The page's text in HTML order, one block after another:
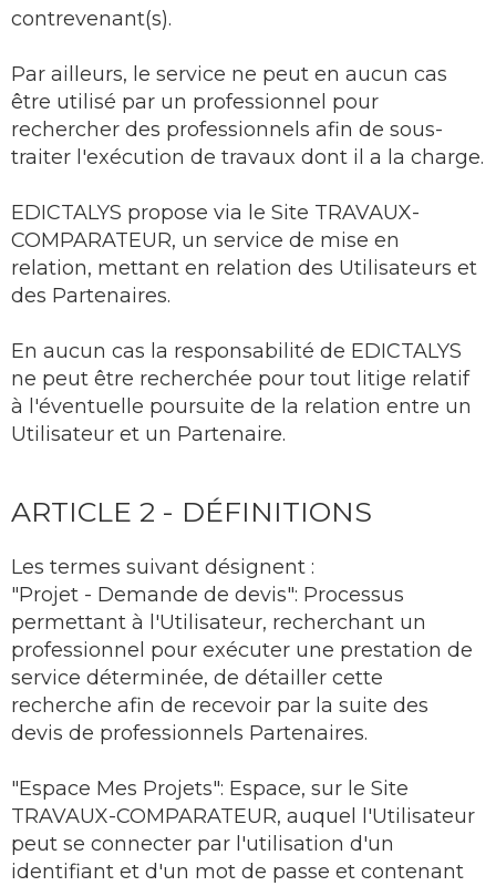
contrevenant(s).
Par ailleurs, le service ne peut en aucun cas
être utilisé par un professionnel pour
rechercher des professionnels afin de sous-
traiter l'exécution de travaux dont il a la charge.
EDICTALYS propose via le Site TRAVAUX-
COMPARATEUR, un service de mise en
relation, mettant en relation des Utilisateurs et
des Partenaires.
En aucun cas la responsabilité de EDICTALYS
ne peut être recherchée pour tout litige relatif
à l'éventuelle poursuite de la relation entre un
Utilisateur et un Partenaire.
ARTICLE 2 - DÉFINITIONS
Les termes suivant désignent :
"Projet - Demande de devis": Processus
permettant à l'Utilisateur, recherchant un
professionnel pour exécuter une prestation de
service déterminée, de détailler cette
recherche afin de recevoir par la suite des
devis de professionnels Partenaires.
"Espace Mes Projets": Espace, sur le Site
TRAVAUX-COMPARATEUR, auquel l'Utilisateur
peut se connecter par l'utilisation d'un
identifiant et d'un mot de passe et contenant